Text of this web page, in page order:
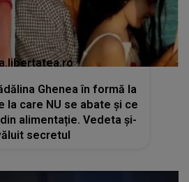
Ghenea în formă la
la care NU se abate și ce
alimentație. Vedeta și-
secretul